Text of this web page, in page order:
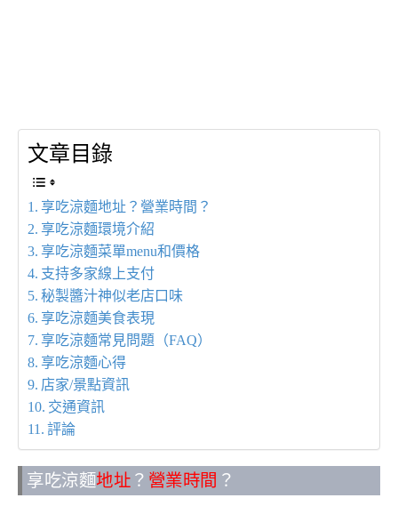
文章目錄
享吃涼麵地址？營業時間？
享吃涼麵環境介紹
享吃涼麵菜單menu和價格
支持多家線上支付
秘製醬汁神似老店口味
享吃涼麵美食表現
享吃涼麵常見問題（FAQ）
享吃涼麵心得
店家/景點資訊
交通資訊
評論
享吃涼麵地址 ？ 營業時間 ？